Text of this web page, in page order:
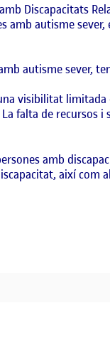
Discapacitats
autisme sever,
autisme sever,
visibilitat limitada
falta de recursos
amb
així com